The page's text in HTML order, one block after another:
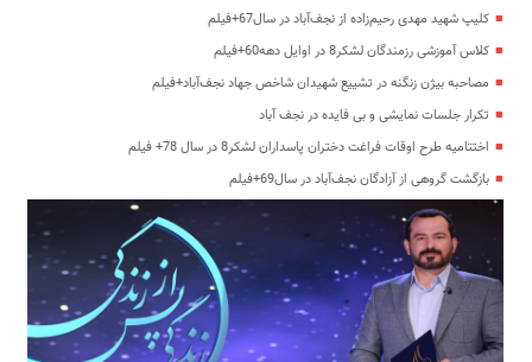
کلیپ شهید مهدی رحیم‌زاده از نجف‌آباد در سال67+فیلم
کلاس آموزشی رزمندگان لشکر8 در اوایل دهه60+فیلم
مصاحبه بیژن زنگنه در تشییع شهیدان شاخص جهاد نجف‌آباد+فیلم
تکرار جلسات نمایشی و بی فایده در نجف آباد
اختتامیه طرح اوقات فراغت دختران پاسداران لشکر8 در سال 78+ فیلم
بازگشت گروهی از آزادگان نجف‌آباد در سال69+فیلم